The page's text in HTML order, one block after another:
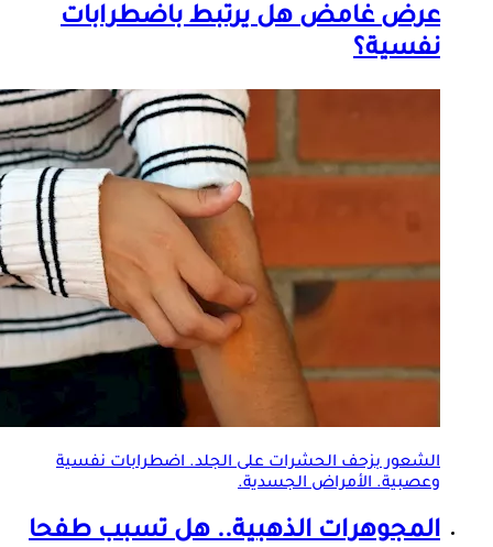
عرض غامض هل يرتبط باضطرابات
نفسية؟
الشعور بزحف الحشرات علىالجلد. اضطرابات نفسية
وعصبية. الأمراض الجسدية.
المجوهرات الذهبية.. هل تسبب طفحا